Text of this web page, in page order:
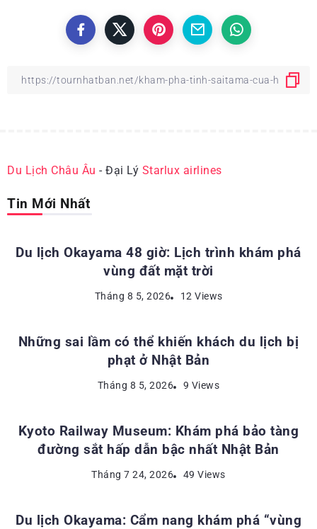
Du Lịch Châu Âu - Đại Lý Starlux airlines
Tin Mới Nhất
Du lịch Okayama 48 giờ: Lịch trình khám phá
vùng đất mặt trời
Tháng 8 5, 2026 12 Views
KINH NGHIỆM DU LỊCH NHẬT BẢN
Những sai lầm có thể khiến khách du lịch bị
phạt ở Nhật Bản
Tháng 8 5, 2026 9 Views
ĐỊA ĐIỂM DU LỊCH NHẬT BẢN
Kyoto Railway Museum: Khám phá bảo tàng
đường sắt hấp dẫn bậc nhất Nhật Bản
Tháng 7 24, 2026 49 Views
ĐỊA ĐIỂM DU LỊCH NHẬT BẢN
Du lịch Okayama: Cẩm nang khám phá “vùng